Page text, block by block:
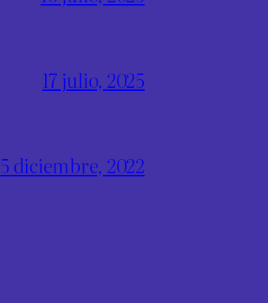
17 julio, 2025
5 diciembre, 2022